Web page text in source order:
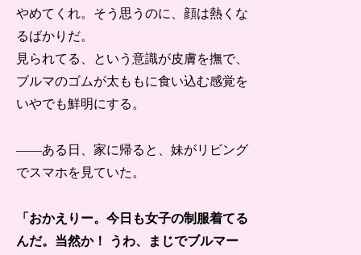
やめてくれ。そう思うのに、顔は熱くな
るばかりだ。
見られてる、という意識が皮膚を撫で、
ブルマのゴムが太ももに食い込む感覚を
いやでも鮮明にする。
――ある日、家に帰ると、妹がリビング
でスマホを見ていた。
「おかえりー。今日も女子の制服着てる
んだ。当然か！ うわ、まじでブルマー